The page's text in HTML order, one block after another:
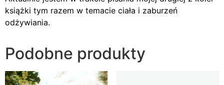
książki tym razem w temacie ciała i zaburzeń
odżywiania.
Podobne produkty